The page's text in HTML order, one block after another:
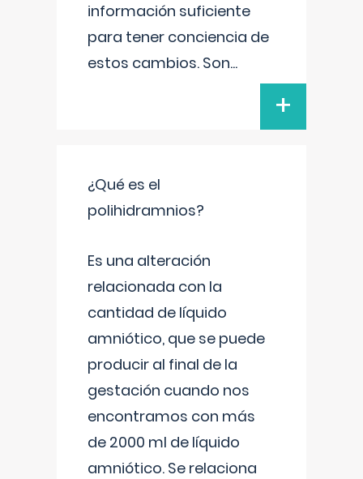
información suficiente
para tener conciencia de
estos cambios. Son...
+
¿Qué es el
polihidramnios?
Es una alteración
relacionada con la
cantidad de líquido
amniótico, que se puede
producir al final de la
gestación cuando nos
encontramos con más
de 2000 ml de líquido
amniótico. Se relaciona